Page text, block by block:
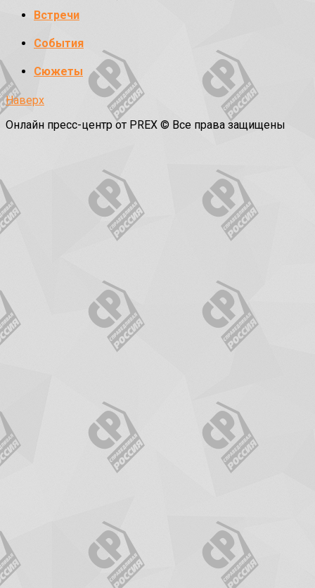
Встречи
События
Сюжеты
Наверх
Онлайн пресс-центр от PREX © Все права защищены